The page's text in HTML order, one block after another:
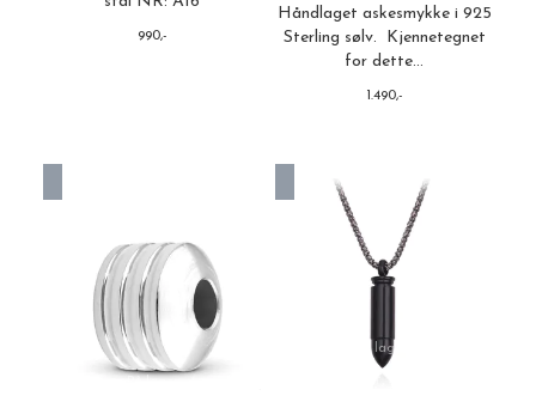
990,-
Håndlaget askesmykke i 925
Sterling sølv. Kjennetegnet
for dette...
1.490,-
På lager i